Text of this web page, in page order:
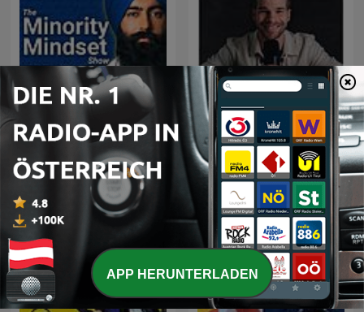
The Minority Mindset
15 Love - der Business
Podcast
APP HERUNTERLADEN